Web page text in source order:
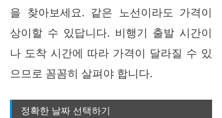
을 찾아보세요. 같은 노선이라도 가격이
상이할 수 있답니다. 비행기 출발 시간이
나 도착 시간에 따라 가격이 달라질 수 있
으므로 꼼꼼히 살펴야 합니다.
정확한 날짜 선택하기